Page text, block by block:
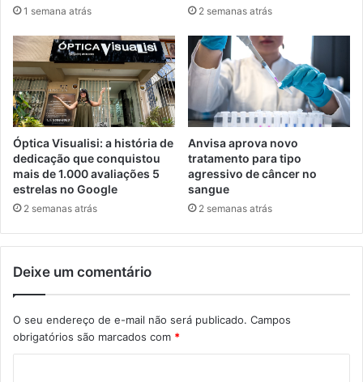
1 semana atrás 2 semanas atrás
Óptica Visualisi: a história de
dedicação que conquistou
mais de 1.000 avaliações 5
estrelas no Google
2 semanas atrás
Anvisa aprova novo
tratamento para tipo
agressivo de câncer no
sangue
2 semanas atrás
Deixe um comentário
O seu endereço de e-mail não será publicado. Campos
obrigatórios são marcados com *